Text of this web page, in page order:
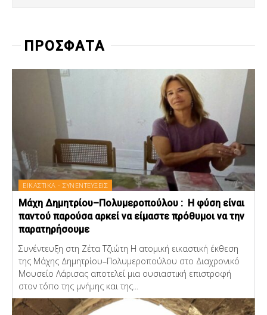
ΠΡΟΣΦΑΤΑ
ΕΙΚΑΣΤΙΚΑ - ΣΥΝΕΝΤΕΥΞΕΙΣ
Μάχη Δημητρίου–Πολυμεροπούλου : Η φύση είναι
παντού παρούσα αρκεί να είμαστε πρόθυμοι να την
παρατηρήσουμε
Συνέντευξη στη Ζέτα Τζιώτη Η ατομική εικαστική έκθεση
της Μάχης Δημητρίου–Πολυμεροπούλου στο Διαχρονικό
Μουσείο Λάρισας αποτελεί μια ουσιαστική επιστροφή
στον τόπο της μνήμης και της...